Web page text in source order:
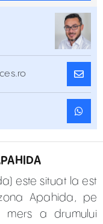
este situat la est
Apahida, pe
a drumului